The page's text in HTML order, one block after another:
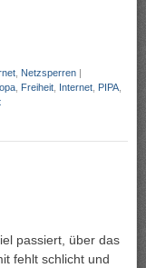
Netzsperren |
Freiheit Internet PIPA
passiert, über das
fehlt schlicht und